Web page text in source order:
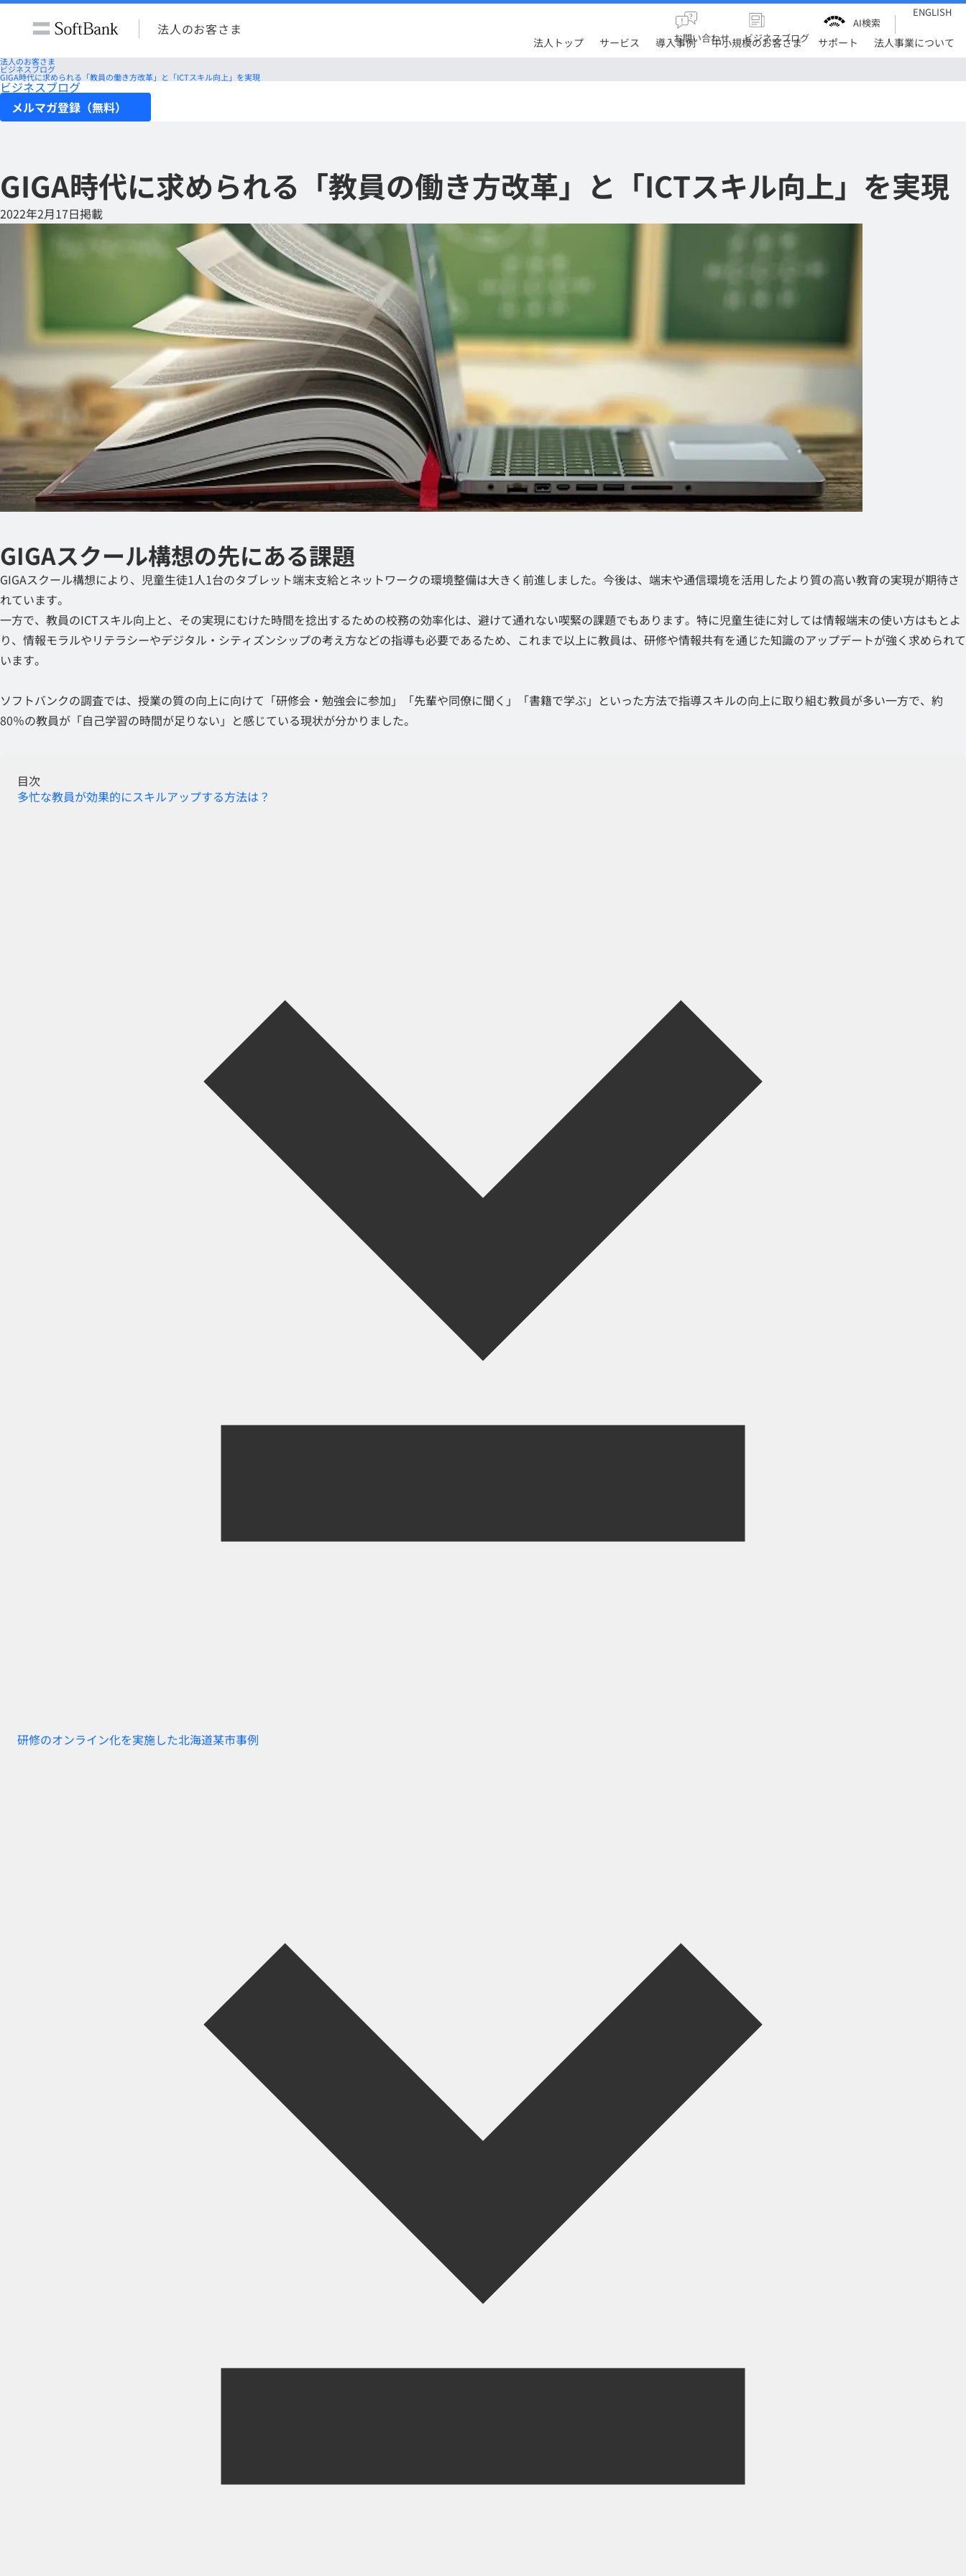
法人のお客さま
法人トップ サービス 導入事例 中小規模のお客さま サポート 法人事業について
お問い合わせ ビジネスブログ
AI検索
ENGLISH
法人のお客さま
ビジネスブログ
GIGA時代に求められる「教員の働き方改革」と「ICTスキル向上」を実現
ビジネスブログ
メルマガ登録（無料）
GIGA時代に求められる「教員の働き方改革」と「ICTスキル向上」を実現
2022年2月17日掲載
GIGAスクール構想の先にある課題
GIGAスクール構想により、児童生徒1人1台のタブレット端末支給とネットワークの環境整備は大きく前進しました。今後は、端末や通信環境を活用したより質の高い教育の実現が期待さ
れています。
一方で、教員のICTスキル向上と、その実現にむけた時間を捻出するための校務の効率化は、避けて通れない喫緊の課題でもあります。特に児童生徒に対しては情報端末の使い方はもとよ
り、情報モラルやリテラシーやデジタル・シティズンシップの考え方などの指導も必要であるため、これまで以上に教員は、研修や情報共有を通じた知識のアップデートが強く求められて
います。
ソフトバンクの調査では、授業の質の向上に向けて「研修会・勉強会に参加」「先輩や同僚に聞く」「書籍で学ぶ」といった方法で指導スキルの向上に取り組む教員が多い一方で、約
80％の教員が「自己学習の時間が足りない」と感じている現状が分かりました。
目次
多忙な教員が効果的にスキルアップする方法は？
研修のオンライン化を実施した北海道某市事例